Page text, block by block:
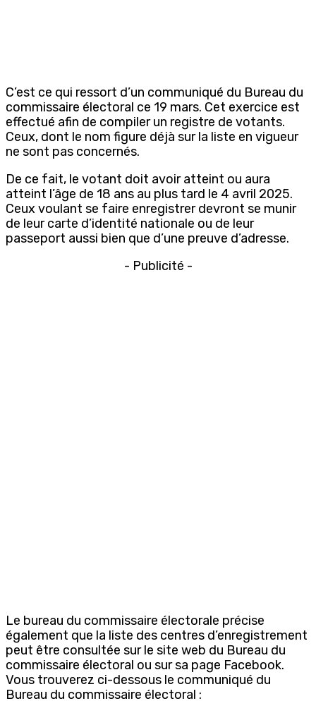
C’est ce qui ressort d’un communiqué du Bureau du
commissaire électoral ce 19 mars. Cet exercice est
effectué afin de compiler un registre de votants.
Ceux, dont le nom figure déjà sur la liste en vigueur
ne sont pas concernés.
De ce fait, le votant doit avoir atteint ou aura
atteint l’âge de 18 ans au plus tard le 4 avril 2025.
Ceux voulant se faire enregistrer devront se munir
de leur carte d’identité nationale ou de leur
passeport aussi bien que d’une preuve d’adresse.
- Publicité -
Le bureau du commissaire électorale précise
également que la liste des centres d’enregistrement
peut être consultée sur le site web du Bureau du
commissaire électoral ou sur sa page Facebook.
Vous trouverez ci-dessous le communiqué du
Bureau du commissaire électoral :